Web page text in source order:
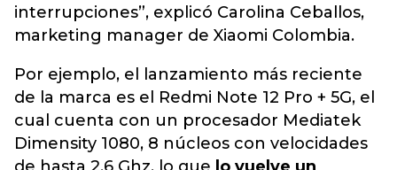
interrupciones”, explicó Carolina Ceballos,
marketing manager de Xiaomi Colombia.
Por ejemplo, el lanzamiento más reciente
de la marca es el Redmi Note 12 Pro + 5G, el
cual cuenta con un procesador Mediatek
Dimensity 1080, 8 núcleos con velocidades